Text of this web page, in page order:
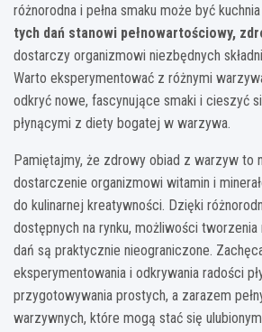
różnorodna i pełna smaku może być
tych dań stanowi pełnowartościowy,
dostarczy organizmowi niezbędnych
Warto eksperymentować z różnymi
odkryć nowe, fascynujące smaki i cieszyć
płynącymi z diety bogatej w warzywa.
Pamiętajmy, że zdrowy obiad z warzyw to
dostarczenie organizmowi witamin i
do kulinarnej kreatywności. Dzięki
dostępnych na rynku, możliwości
dań są praktycznie nieograniczone.
eksperymentowania i odkrywania radości
przygotowywania prostych, a zarazem
warzywnych, które mogą stać się